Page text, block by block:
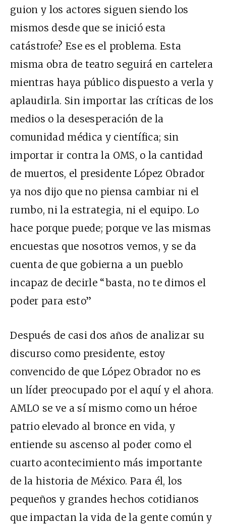
guion y los actores siguen siendo los
mismos desde que se inició esta
catástrofe? Ese es el problema. Esta
misma obra de teatro seguirá en cartelera
mientras haya público dispuesto a verla y
aplaudirla. Sin importar las críticas de los
medios o la desesperación de la
comunidad médica y científica; sin
importar ir contra la OMS, o la cantidad
de muertos, el presidente López Obrador
ya nos dijo que no piensa cambiar ni el
rumbo, ni la estrategia, ni el equipo. Lo
hace porque puede; porque ve las mismas
encuestas que nosotros vemos, y se da
cuenta de que gobierna a un pueblo
incapaz de decirle “basta, no te dimos el
poder para esto”
Después de casi dos años de analizar su
discurso como presidente, estoy
convencido de que López Obrador no es
un líder preocupado por el aquí y el ahora.
AMLO se ve a sí mismo como un héroe
patrio elevado al bronce en vida, y
entiende su ascenso al poder como el
cuarto acontecimiento más importante
de la historia de México. Para él, los
pequeños y grandes hechos cotidianos
que impactan la vida de la gente común y